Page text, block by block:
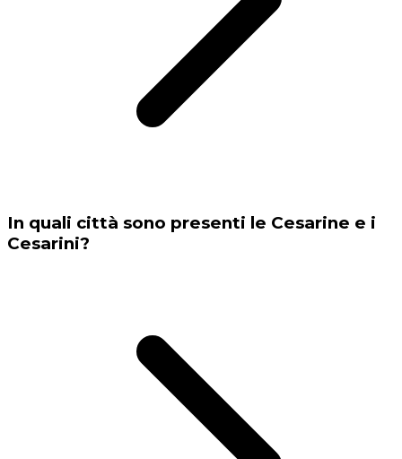
In quali città sono presenti le Cesarine e i
Cesarini?